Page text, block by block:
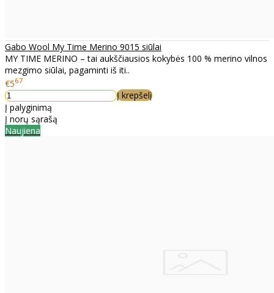
Gabo Wool My Time Merino 9015 siūlai
MY TIME MERINO – tai aukščiausios kokybės 100 % merino vilnos
mezgimo siūlai, pagaminti iš iti..
€567
Į krepšelį
Į palyginimą
Į norų sąrašą
Naujiena